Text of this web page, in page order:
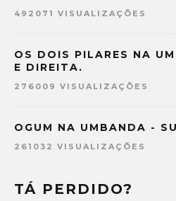
492071 VISUALIZAÇÕES
OS DOIS PILARES NA
E DIREITA.
276009 VISUALIZAÇÕES
OGUM NA UMBANDA -
261032 VISUALIZAÇÕES
TÁ PERDIDO?